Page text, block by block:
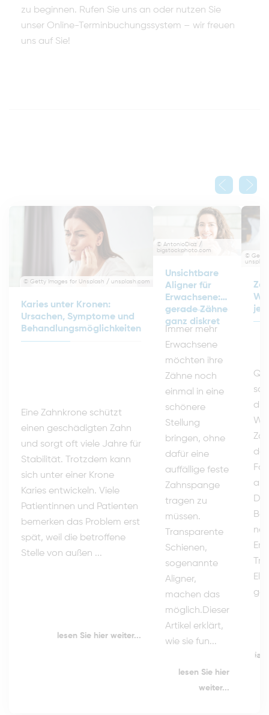
zu beginnen. Rufen Sie uns an oder nutzen Sie
unser Online-Terminbuchungssystem – wir freuen
uns auf Sie!
© Getty Images for Unsplash / unsplash.com
Karies unter Kronen:
Ursachen, Symptome und
Behandlungsmöglichkeiten
Eine Zahnkrone schützt
einen geschädigten Zahn
und sorgt oft viele Jahre für
Stabilität. Trotzdem kann
sich unter einer Krone
Karies entwickeln. Viele
Patientinnen und Patienten
bemerken das Problem erst
spät, weil die betroffene
Stelle von außen ...
lesen Sie hier weiter...
© AntonioDiaz /
bigstockphoto.com
Unsichtbare
Aligner für
Erwachsene:
gerade Zähne
ganz diskret
Immer mehr
Erwachsene
möchten ihre
Zähne noch
einmal in eine
schönere
Stellung
bringen, ohne
dafür eine
auffällige feste
Zahnspange
tragen zu
müssen.
Transparente
Schienen,
sogenannte
Aligner,
machen das
möglich.Dieser
Artikel erklärt,
wie sie fun...
lesen Sie hier
weiter...
© Getty
die